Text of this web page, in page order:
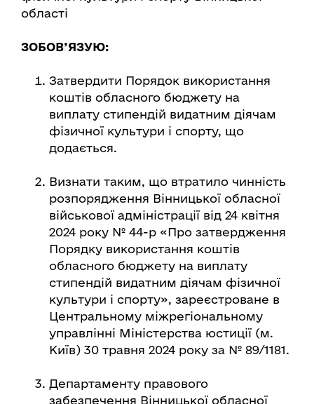
області
ЗОБОВ’ЯЗУЮ:
Затвердити Порядок використання
коштів обласного бюджету на
виплату стипендій видатним діячам
фізичної культури і спорту, що
додається.
Визнати таким, що втратило чинність
розпорядження Вінницької обласної
військової адміністрації від 24 квітня
2024 року № 44-р «Про затвердження
Порядку використання коштів
обласного бюджету на виплату
стипендій видатним діячам фізичної
культури і спорту», зареєстроване в
Центральному міжрегіональному
управлінні Міністерства юстиції (м.
Київ) 30 травня 2024 року за № 89/1181.
Департаменту правового
забезпечення Вінницької обласної